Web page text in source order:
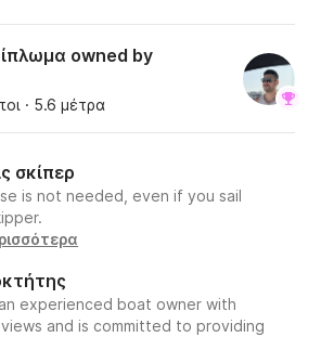
owned by
· 5.6 μέτρα
σκίπερ
is not needed, even if you sail
experienced boat owner with
and is committed to providing